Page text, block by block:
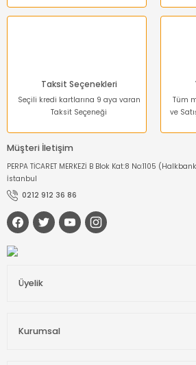
Taksit Seçenekleri
Seçili kredi kartlarına 9 aya varan
Taksit Seçeneği
Tüm
ve
Müşteri İletişim
PERPA TİCARET MERKEZİ B Blok Kat:8 No:1105
İstanbul
0212 912 36 86
Üyelik
Kurumsal